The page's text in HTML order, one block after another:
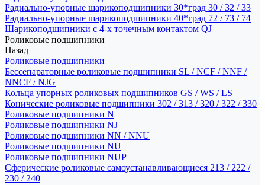
Радиально-упорные шарикоподшипники 30*град 30 / 32 / 33
Радиально-упорные шарикоподшипники 40*град 72 / 73 / 74
Шарикоподшипники с 4-х точечным контактом QJ
Роликовые подшипники
Назад
Роликовые подшипники
Бессепараторные роликовые подшипники SL / NCF / NNF /
NNCF / NJG
Кольца упорных роликовых подшипников GS / WS / LS
Конические роликовые подшипники 302 / 313 / 320 / 322 / 330
Роликовые подшипники N
Роликовые подшипники NJ
Роликовые подшипники NN / NNU
Роликовые подшипники NU
Роликовые подшипники NUP
Сферические роликовые самоустанавливающиеся 213 / 222 /
230 / 240